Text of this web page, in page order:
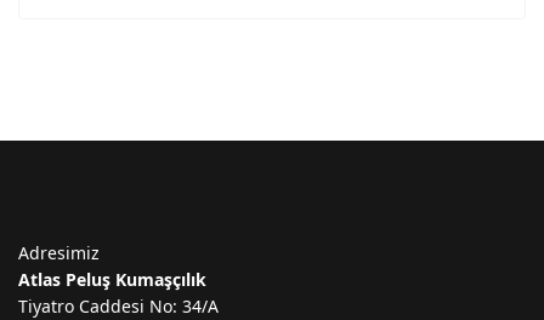
Adresimiz
Atlas Peluş Kumaşçılık
Tiyatro Caddesi No: 34/A